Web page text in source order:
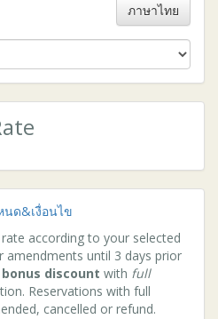
ภาษาไทย
นด&เงื่อนไข
rate according to your selected
amendments until 3 days prior
discount with full
Reservations with full
cancelled or refund.